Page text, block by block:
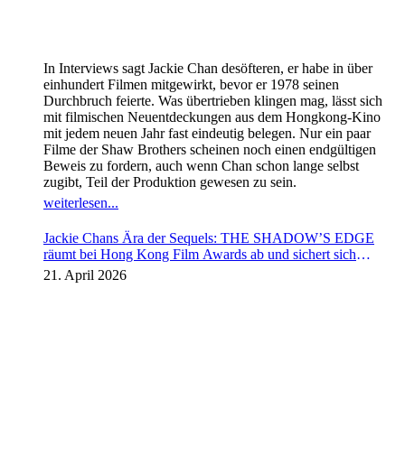
In Interviews sagt Jackie Chan desöfteren, er habe in über
einhundert Filmen mitgewirkt, bevor er 1978 seinen
Durchbruch feierte. Was übertrieben klingen mag, lässt sich
mit filmischen Neuentdeckungen aus dem Hongkong-Kino
mit jedem neuen Jahr fast eindeutig belegen. Nur ein paar
Filme der Shaw Brothers scheinen noch einen endgültigen
Beweis zu fordern, auch wenn Chan schon lange selbst
zugibt, Teil der Produktion gewesen zu sein.
weiterlesen...
Jackie Chans Ära der Sequels: THE SHADOW’S EDGE
räumt bei Hong Kong Film Awards ab und sichert sich
Fortsetzung
21. April 2026